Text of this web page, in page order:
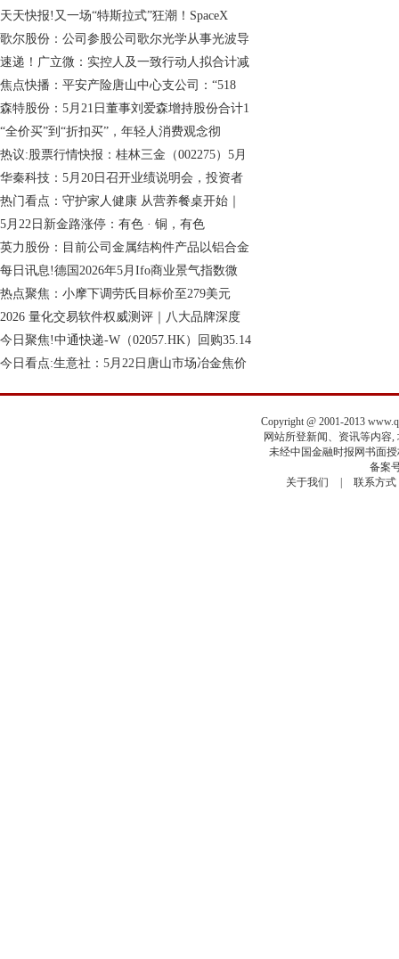
天天快报!又一场“特斯拉式”狂潮！SpaceX
歌尔股份：公司参股公司歌尔光学从事光波导
速递！广立微：实控人及一致行动人拟合计减
焦点快播：平安产险唐山中心支公司：“518
森特股份：5月21日董事刘爱森增持股份合计1
“全价买”到“折扣买”，年轻人消费观念彻
热议:股票行情快报：桂林三金（002275）5月
华秦科技：5月20日召开业绩说明会，投资者
热门看点：守护家人健康 从营养餐桌开始｜
5月22日新金路涨停：有色 · 铜，有色
英力股份：目前公司金属结构件产品以铝合金
每日讯息!德国2026年5月Ifo商业景气指数微
热点聚焦：小摩下调劳氏目标价至279美元
2026 量化交易软件权威测评｜八大品牌深度
今日聚焦!中通快递-W（02057.HK）回购35.14
今日看点:生意社：5月22日唐山市场冶金焦价
Copyright @ 2001-2013
网站所登新闻、资讯等内容,
未经中国金融时报网书面授
备案
关于我们
| 联系方式